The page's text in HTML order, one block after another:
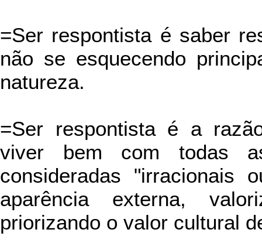
=Ser respontista é saber
não se esquecendo
natureza.
=Ser respontista é a
viver bem com todas
consideradas "irracionais
aparência externa,
priorizando o valor cultural